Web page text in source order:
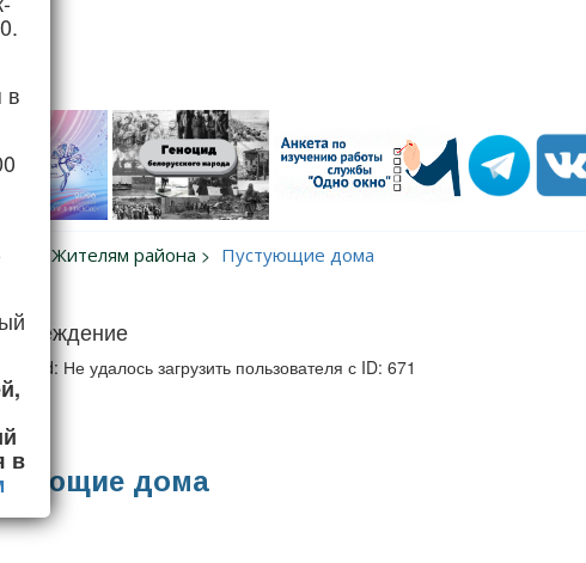
в
в
Жителям района Пустующие дома
:_load: Не удалось загрузить пользователя с ID: 671
дома